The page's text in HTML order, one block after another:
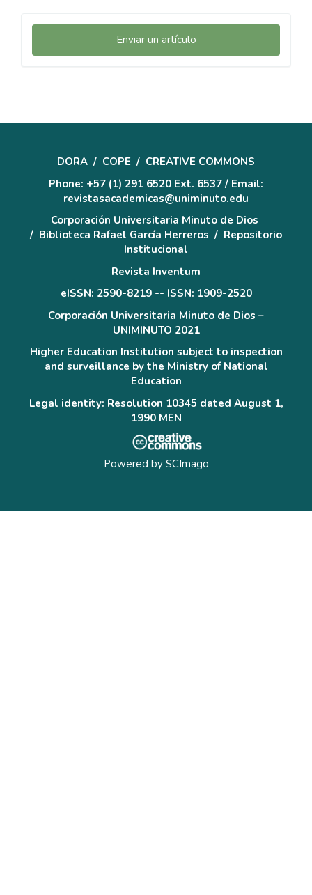
Enviar
un
Enviar un artículo
DORA / COPE / CREATIVE COMMONS
Phone: +57 (1) 291 6520 Ext. 6537 / Email:
revistasacademicas@uniminuto.edu
Corporación Universitaria Minuto de Dios
/ Biblioteca Rafael García Herreros / Repositorio
Institucional
Revista Inventum
eISSN: 2590-8219 -- ISSN: 1909-2520
Corporación Universitaria Minuto de Dios –
UNIMINUTO 2021
Higher Education Institution subject to inspection
and surveillance by the Ministry of National
Education
Legal identity: Resolution 10345 dated August 1,
1990 MEN
Powered by SCImago